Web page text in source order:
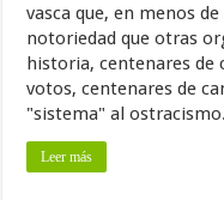
vasca que, en menos
notoriedad que otras
historia, centenares de
votos, centenares de
"sistema" al ostracismo.
Leer más